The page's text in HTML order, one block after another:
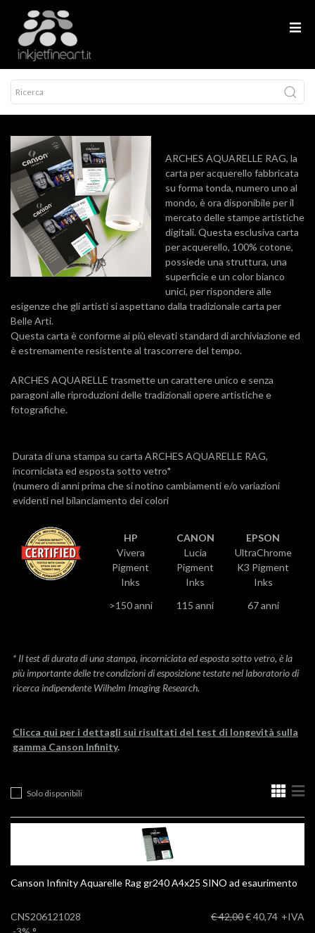
ARCHES AQUARELLE RAG, la
carta per acquerello fabbricata
su forma tonda, numero uno al
mondo, è ora disponibile per il
mercato delle stampe artistiche
digitali. Questa esclusiva carta
per acquerello, 100% cotone,
possiede una struttura, una
superficie e un color bianco
unici, per rispondere alle
esigenze che gli artisti si aspettano dalla tradizionale carta per
Belle Arti.
Questa carta è conforme ai più elevati standard di archiviazione ed
è estremamente resistente al trascorrere del tempo.
ARCHES AQUARELLE trasmette un carattere unico e senza
paragoni alle riproduzioni delle tradizionali opere artistiche e
fotografiche.
Durata di una stampa su carta ARCHES AQUARELLE RAG,
incorniciata ed esposta sotto vetro*
(numero di anni prima che si notino cambiamenti e/o variazioni
evidenti nel bilanciamento dei colori
HP
Vivera
Pigment
Inks
CANON
Lucia
Pigment
Inks
EPSON
UltraChrome
K3 Pigment
Inks
>150 anni
115 anni 67 anni
* Il test di durata di una stampa, incorniciata ed esposta sotto vetro, è la
più importante delle tre condizioni di esposizione testate nel laboratorio di
ricerca indipendente Wilhelm Imaging Research.
Clicca qui per i dettagli sui risultati del test di longevità sulla
gamma Canson Infinity.
Solo disponibili
Canson Infinity Aquarelle Rag gr240 A4x25 SINO ad esaurimento
CNS206121028
€ 42,00€ 40,74 +IVA